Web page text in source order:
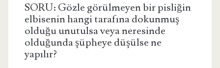
SORU: Gözle görülmeyen bir pisliğin
elbisenin hangi tarafına dokunmuş
olduğu unutulsa veya neresinde
olduğunda şüpheye düşülse ne
yapılır?